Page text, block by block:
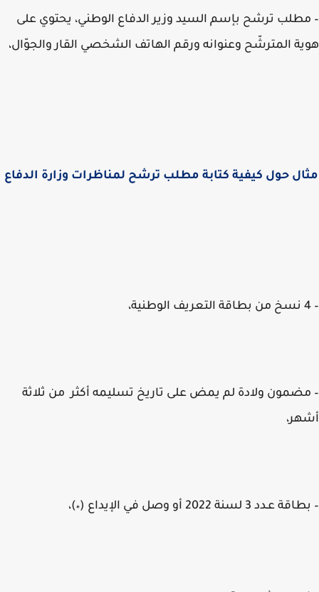
ترشح بإسم السيد وزير الدفاع الوطني، يحتوي على
المترشّح وعنوانه ورقم الهاتف الشخصي القار والجوّال،
حول كيفية كتابة مطلب ترشح لمناظرات وزارة الدفاع
ولادة لم يمض على تاريخ تسليمه أكثر من ثلاثة
3 لسنة 2022 أو وصل في الإيداع ( *)،